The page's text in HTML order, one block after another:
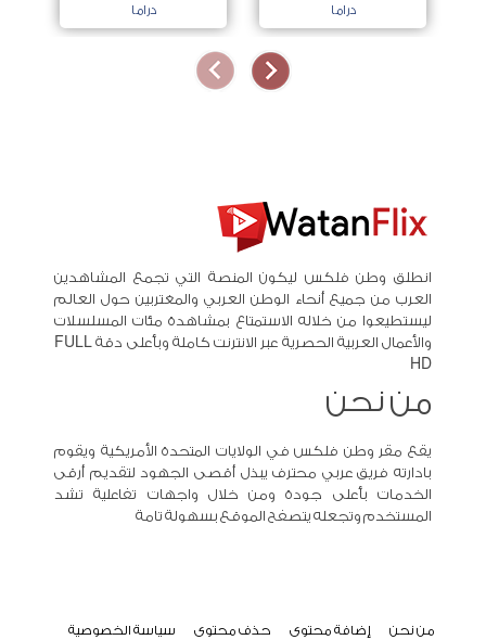
دراما دراما
انطلق وطن فلكس ليكون المنصة التي تجمع المشاهدين
العرب من جميع أنحاء الوطن العربي والمغتربين حول العالم
ليستطيعوا من خلاله الاستمتاع بمشاهدة مئات المسلسلات
والأعمال العربية الحصرية عبر الانترنت كاملة وبأعلى دقة FULL
HD
من نحن
يقع مقر وطن فلكس في الولايات المتحدة الأمريكية ويقوم
بادارته فريق عربي محترف يبذل أقصى الجهود لتقديم أرقى
الخدمات بأعلى جودة ومن خلال واجهات تفاعلية تشد
المستخدم وتجعله يتصفح الموقع بسهولة تامة
من نحن إضافة محتوى حذف محتوى سياسة الخصوصية